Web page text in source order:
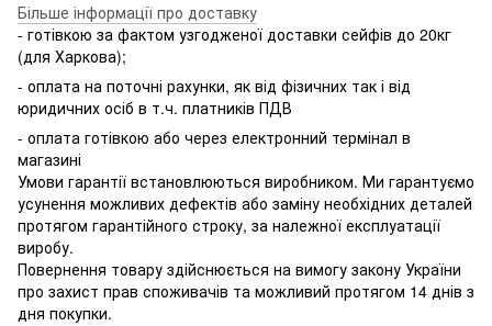
Більше інформації про доставку
- готівкою за фактом узгодженої доставки сейфів до 20кг
(для Харкова);
- оплата на поточні рахунки, як від фізичних так і від
юридичних осіб в т.ч. платників ПДВ
- оплата готівкою або через електронний термінал в
магазині
Умови гарантії встановлюються виробником. Ми гарантуємо
усунення можливих дефектів або заміну необхідних деталей
протягом гарантійного строку, за належної експлуатації
виробу.
Повернення товару здійснюється на вимогу закону України
про захист прав споживачів та можливий протягом 14 днів з
дня покупки.